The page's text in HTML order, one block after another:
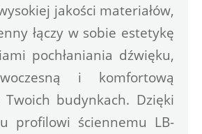
jakości materiałów,
łączy w sobie estetykę
pochłaniania dźwięku,
i komfortową
budynkach. Dzięki
profilowi ​​ściennemu LB-